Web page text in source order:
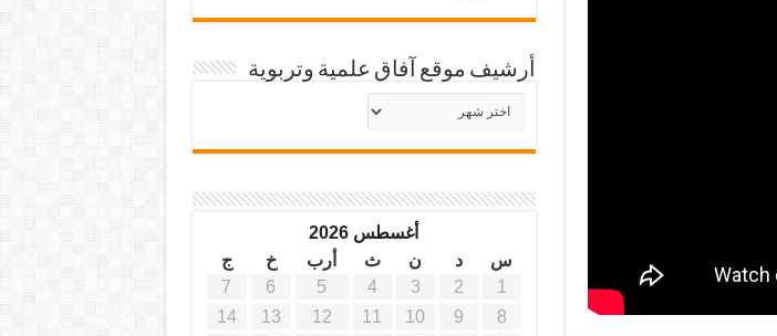
أرشيف موقع آفاق علمية وتربوية
أرشيف
موقع
أغسطس 2026
س
د ن ث أرب خ
ج
1
2
3
4
5
6
7
8
9
10
11
12
13
14